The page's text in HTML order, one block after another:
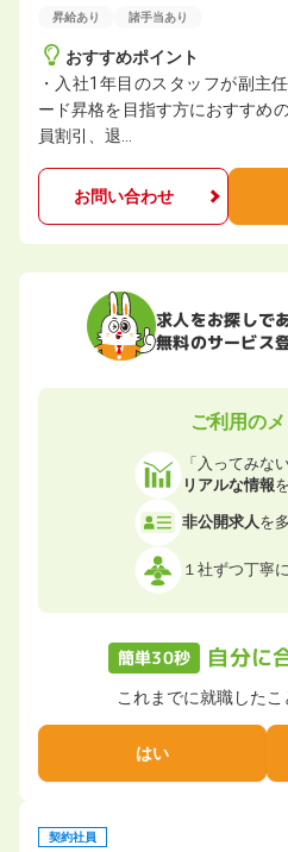
昇給あり 諸手当あり
おすすめポイント
・入社1年目のスタッフが副主
ード昇格を目指す方におすすめ
員割引、退…
お問い合わせ
求人をお探しで
無料のサービス
ご利用の
「入ってみな
リアルな情報
非公開求人を
１社ずつ丁寧に
簡単30秒 自分に
これまでに就職した
はい
契約社員